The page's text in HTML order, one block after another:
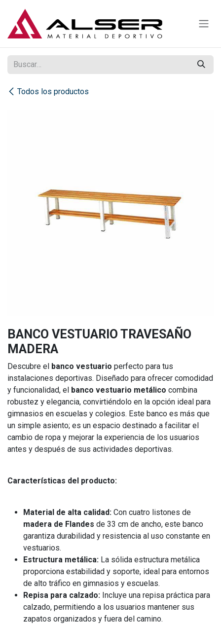
Todos los productos
BANCO VESTUARIO TRAVESAÑO
MADERA
Descubre el banco vestuario perfecto para tus
instalaciones deportivas. Diseñado para ofrecer comodidad
y funcionalidad, el banco vestuario metálico combina
robustez y elegancia, convirtiéndolo en la opción ideal para
gimnasios en escuelas y colegios. Este banco es más que
un simple asiento; es un espacio destinado a facilitar el
cambio de ropa y mejorar la experiencia de los usuarios
antes y después de sus actividades deportivas.
Características del producto:
Material de alta calidad: Con cuatro listones de
madera de Flandes de 33 cm de ancho, este banco
garantiza durabilidad y resistencia al uso constante en
vestuarios.
Estructura metálica: La sólida estructura metálica
proporciona estabilidad y soporte, ideal para entornos
de alto tráfico en gimnasios y escuelas.
Repisa para calzado: Incluye una repisa práctica para
calzado, permitiendo a los usuarios mantener sus
zapatos organizados y fuera del camino.